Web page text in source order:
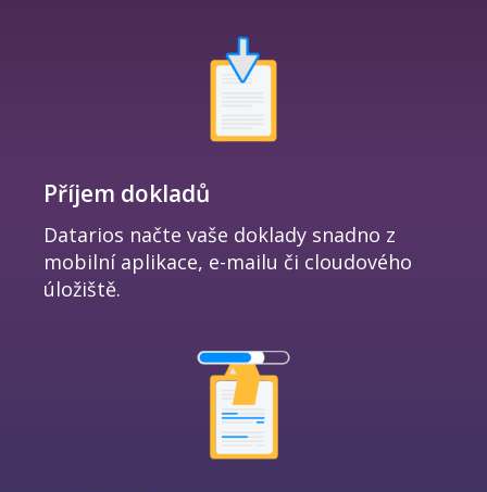
Příjem dokladů
Datarios načte vaše doklady snadno z
mobilní aplikace, e-mailu či cloudového
úložiště.